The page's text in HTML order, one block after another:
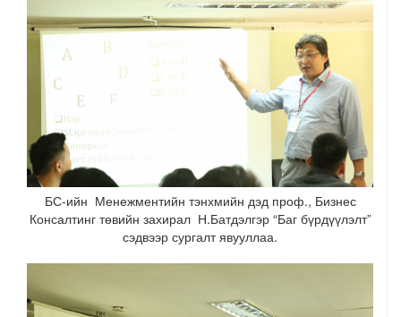
БС-ийн Менежментийн тэнхмийн дэд проф., Бизнес
Консалтинг төвийн захирал Н.Батдэлгэр “Баг бүрдүүлэлт”
сэдвээр сургалт явууллаа.